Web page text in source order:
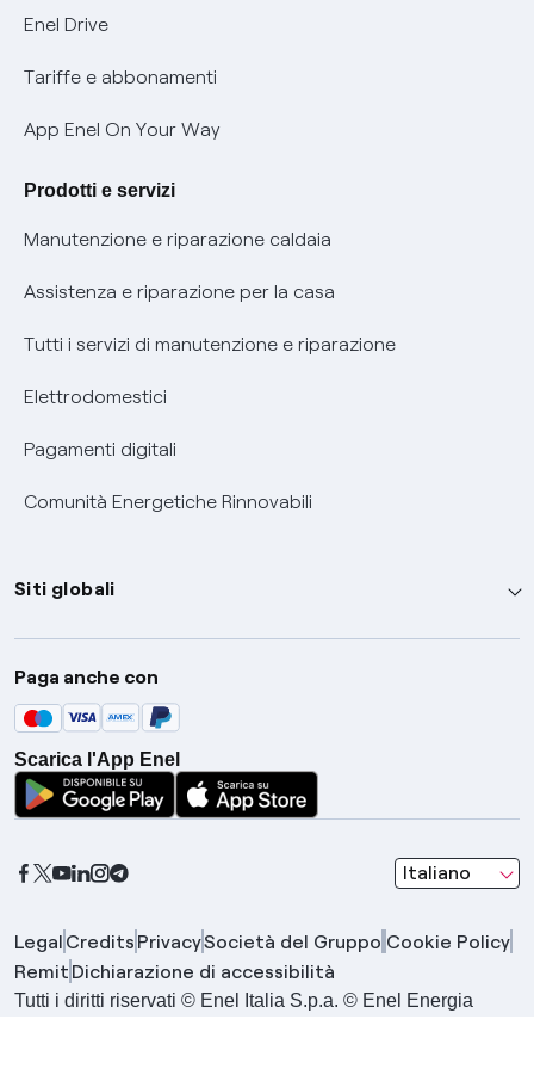
Informativa Privacy AI
Mobilità Elettrica
Phishing e truffe online
Verifica chi ti ha chiamato
Agevolazione utenti con disabilità per offerte Fibra
Informativa RAEE
Enel Drive
Tariffe e abbonamenti
App Enel On Your Way
Prodotti e servizi
Manutenzione e riparazione caldaia
Assistenza e riparazione per la casa
Tutti i servizi di manutenzione e riparazione
Elettrodomestici
Pagamenti digitali
Comunità Energetiche Rinnovabili
Siti globali
Enel Group
Enel Green Power
Global Trading
Global Procurement
Gridspertise
Paga anche con
Scarica l'App Enel
Italiano
seleziona una
Legal Credits PrivacySocietà del Gruppo Cookie Policy
Remit Dichiarazione di accessibilità
Tutti i diritti riservati © Enel Italia S.p.a. © Enel Energia